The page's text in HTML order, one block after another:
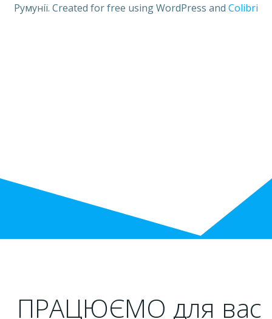
Румунії. Created for free using WordPress and Colibri
ПРАЦЮЄМО для вас